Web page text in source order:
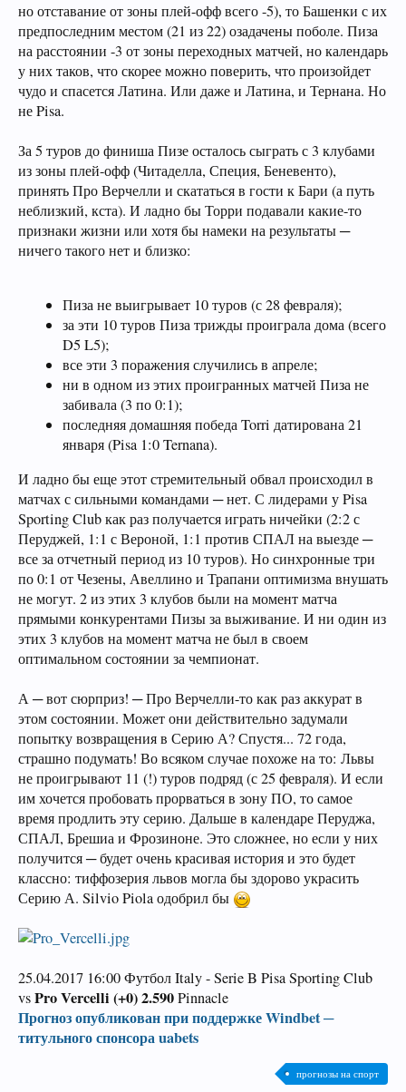
но отставание от зоны плей-офф всего -5), то Башенки с их
предпоследним местом (21 из 22) озадачены поболе. Пиза
на расстоянии -3 от зоны переходных матчей, но календарь
у них таков, что скорее можно поверить, что произойдет
чудо и спасется Латина. Или даже и Латина, и Тернана. Но
не Pisa.
За 5 туров до финиша Пизе осталось сыграть с 3 клубами
из зоны плей-офф (Читаделла, Специя, Беневенто),
принять Про Верчелли и скататься в гости к Бари (а путь
неблизкий, кста). И ладно бы Торри подавали какие-то
признаки жизни или хотя бы намеки на результаты ─
ничего такого нет и близко:
Пиза не выигрывает 10 туров (с 28 февраля);
за эти 10 туров Пиза трижды проиграла дома (всего
D5 L5);
все эти 3 поражения случились в апреле;
ни в одном из этих проигранных матчей Пиза не
забивала (3 по 0:1);
последняя домашняя победа Torri датирована 21
января (Pisa 1:0 Ternana).
И ладно бы еще этот стремительный обвал происходил в
матчах с сильными командами ─ нет. С лидерами у Pisa
Sporting Club как раз получается играть ничейки (2:2 с
Перуджей, 1:1 с Вероной, 1:1 против СПАЛ на выезде ─
все за отчетный период из 10 туров). Но синхронные три
по 0:1 от Чезены, Авеллино и Трапани оптимизма внушать
не могут. 2 из этих 3 клубов были на момент матча
прямыми конкурентами Пизы за выживание. И ни один из
этих 3 клубов на момент матча не был в своем
оптимальном состоянии за чемпионат.
А ─ вот сюрприз! ─ Про Верчелли-то как раз аккурат в
этом состоянии. Может они действительно задумали
попытку возвращения в Серию А? Спустя... 72 года,
страшно подумать! Во всяком случае похоже на то: Львы
не проигрывают 11 (!) туров подряд (с 25 февраля). И если
им хочется пробовать прорваться в зону ПО, то самое
время продлить эту серию. Дальше в календаре Перуджа,
СПАЛ, Брешиа и Фрозиноне. Это сложнее, но если у них
получится ─ будет очень красивая история и это будет
классно: тиффозерия львов могла бы здорово украсить
Серию А. Silvio Piola одобрил бы
25.04.2017 16:00 Футбол Italy - Serie B Pisa Sporting Club
vsPro Vercelli (+0) 2.590Pinnacle
Прогноз опубликован при поддержке Windbet ─
титульного спонсора uabets
прогнозы на спорт